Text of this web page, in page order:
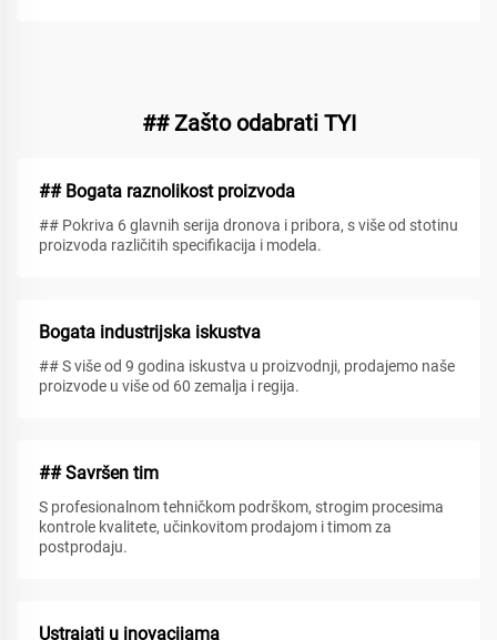
## Zašto odabrati TYI
## Bogata raznolikost proizvoda
## Pokriva 6 glavnih serija dronova i pribora, s više od stotinu
proizvoda različitih specifikacija i modela.
Bogata industrijska iskustva
## S više od 9 godina iskustva u proizvodnji, prodajemo naše
proizvode u više od 60 zemalja i regija.
## Savršen tim
S profesionalnom tehničkom podrškom, strogim procesima
kontrole kvalitete, učinkovitom prodajom i timom za
postprodaju.
Ustrajati u inovacijama